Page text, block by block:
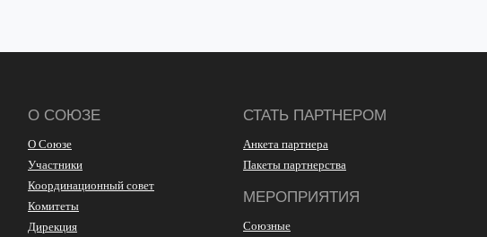
О СОЮЗЕ
О Союзе
Участники
Координационный совет
Комитеты
Дирекция
СТАТЬ ПАРТНЕРОМ
Анкета партнера
Пакеты партнерства
МЕРОПРИЯТИЯ
Союзные